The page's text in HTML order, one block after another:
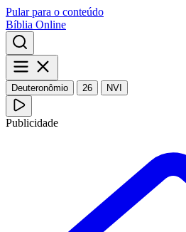
Pular para o conteúdo
Bíblia Online
Deuteronômio 26 NVI
Publicidade